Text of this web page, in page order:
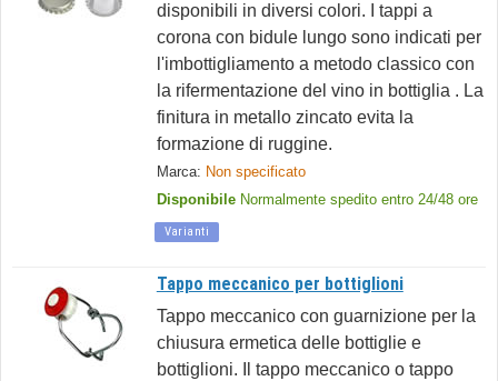
disponibili in diversi colori. I tappi a
corona con bidule lungo sono indicati per
l'imbottigliamento a metodo classico con
la rifermentazione del vino in bottiglia . La
finitura in metallo zincato evita la
formazione di ruggine.
Marca: Non specificato
Disponibile Normalmente spedito entro 24/48 ore
Varianti
Tappo meccanico per bottiglioni
Tappo meccanico con guarnizione per la
chiusura ermetica delle bottiglie e
bottiglioni. Il tappo meccanico o tappo